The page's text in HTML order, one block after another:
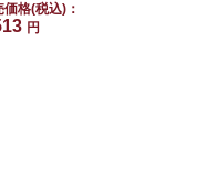
価格(税込)：
円